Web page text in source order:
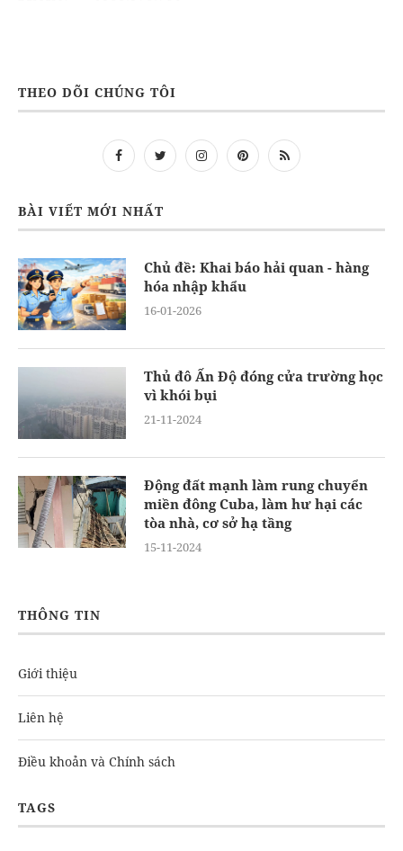
THEO DÕI CHÚNG TÔI
BÀI VIẾT MỚI NHẤT
Chủ đề: Khai báo hải quan - hàng
hóa nhập khẩu
16-01-2026
Thủ đô Ấn Độ đóng cửa trường học
vì khói bụi
21-11-2024
Động đất mạnh làm rung chuyển
miền đông Cuba, làm hư hại các
tòa nhà, cơ sở hạ tầng
15-11-2024
THÔNG TIN
Giới thiệu
Liên hệ
Điều khoản và Chính sách
TAGS